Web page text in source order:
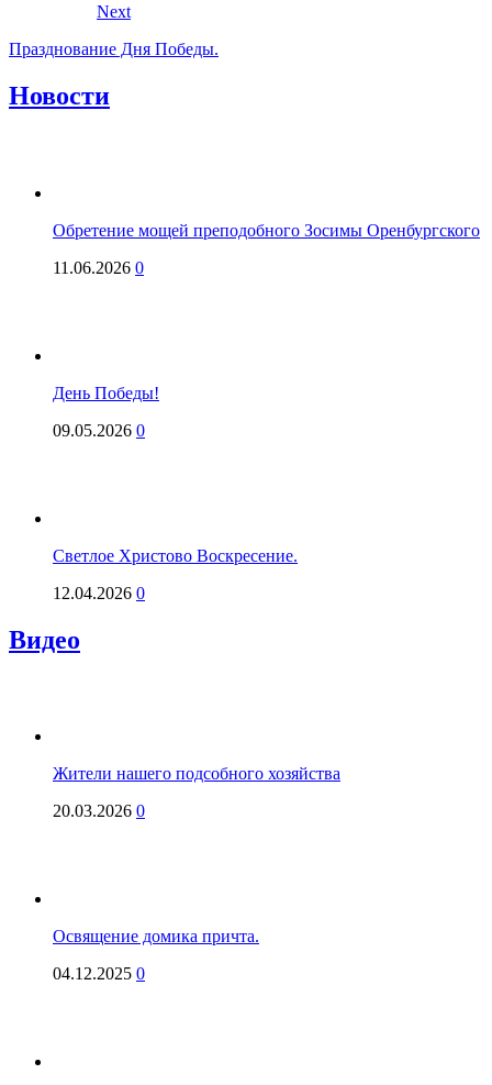
Next
Празднование Дня Победы.
Новости
Обретение мощей преподобного Зосимы Оренбургского
11.06.2026 0
День Победы!
09.05.2026 0
Светлое Христово Воскресение.
12.04.2026 0
Видео
Жители нашего подсобного хозяйства
20.03.2026 0
Освящение домика причта.
04.12.2025 0